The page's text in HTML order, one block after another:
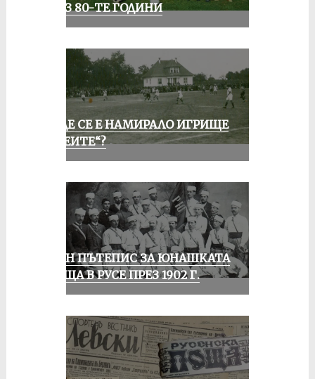
ПРЕЗ 80-ТЕ ГОДИНИ
КЪДЕ СЕ Е НАМИРАЛО ИГРИЩЕ
„АЛЕИТЕ“?
ЕДИН ПЪТЕПИС ЗА ЮНАШКАТА
СРЕЩА В РУСЕ ПРЕЗ 1902 Г.